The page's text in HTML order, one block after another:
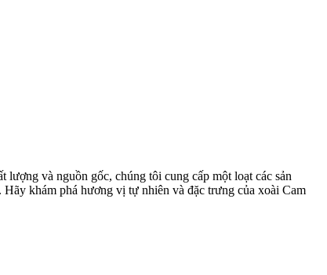
và nguồn gốc, chúng tôi cung cấp một loạt các sản
khám phá hương vị tự nhiên và đặc trưng của xoài Cam